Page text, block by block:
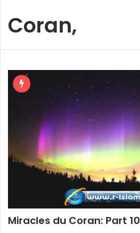
Coran,
Miracles du Coran: Part 10